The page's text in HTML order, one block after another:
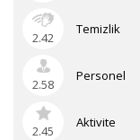
2.42
Temizlik
2.58
Personel
2.45
Aktivite